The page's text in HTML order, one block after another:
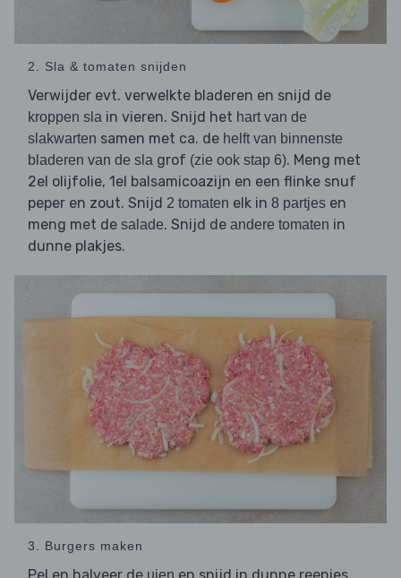
2. Sla & tomaten snijden
Verwijder evt. verwelkte bladeren en snijd de
kroppen sla in vieren. Snijd het hart van de
slakwarten samen met ca. de helft van binnenste
bladeren van de sla grof (zie ook stap 6). Meng met
2el olijfolie, 1el balsamicoazijn en een flinke snuf
peper en zout. Snijd 2 tomaten elk in 8 partjes en
meng met de salade. Snijd de andere tomaten in
dunne plakjes.
3. Burgers maken